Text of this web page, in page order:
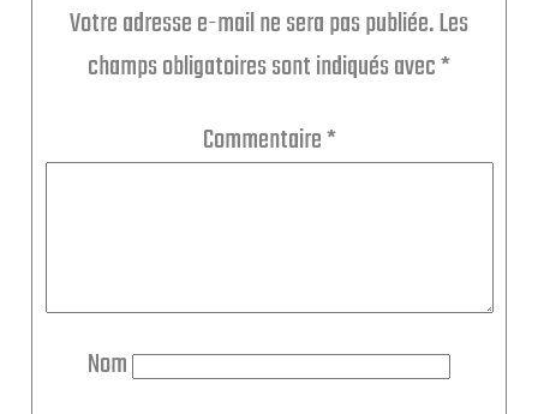
Votre adresse e-mail ne sera pas publiée.Les
champs obligatoires sont indiqués avec*
Commentaire*
Nom